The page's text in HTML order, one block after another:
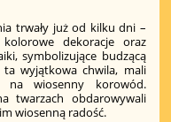
trwały już od kilku dni –
dekoracje oraz
symbolizujące budzącą
ta wyjątkowa chwila, mali
na wiosenny korowód.
twarzach obdarowywali
wiosenną radość.